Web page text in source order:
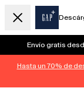
Envío gratis
Hasta un 70% de